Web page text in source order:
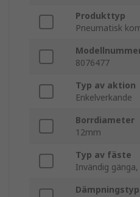
Produkttyp
Pneumatisk
8076477
Typ av aktion
Enkelverkande
Borrdiameter
12mm
Typ av fäste
Invändig
Dämpningstyp